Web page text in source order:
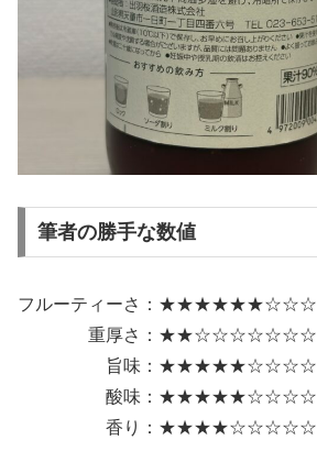
筆者の勝手な数値
フルーティーさ：★★★★★★☆☆☆
重厚さ：★★☆☆☆☆☆☆☆
旨味：★★★★★☆☆☆☆
酸味：★★★★★☆☆☆☆
香り：★★★★☆☆☆☆☆